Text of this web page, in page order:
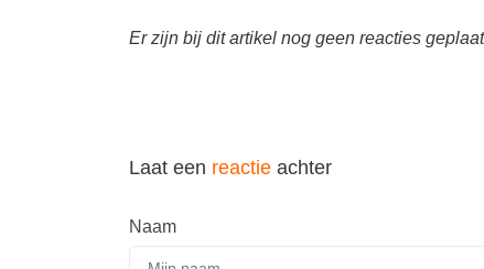
Er zijn bij dit artikel nog geen reacties
Laat een reactie achter
Naam